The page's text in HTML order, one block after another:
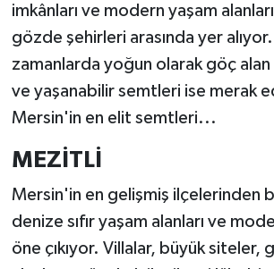
imkânları ve modern yaşam
gözde şehirleri arasında yer
zamanlarda yoğun olarak göç
ve yaşanabilir semtleri ise merak
Mersin'in en elit semtleri...
MEZİTLİ
Mersin'in en gelişmiş ilçelerinden
denize sıfır yaşam alanları ve
öne çıkıyor. Villalar, büyük siteler,